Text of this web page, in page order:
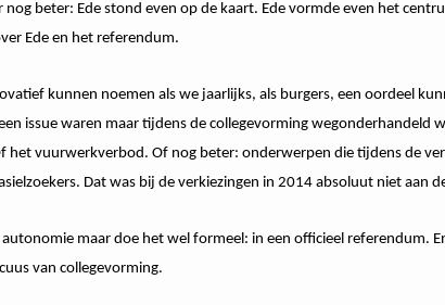
beter: Ede stond even op de kaart. Ede vormde even het
Ede en het referendum.
kunnen noemen als we jaarlijks, als burgers, een oordeel
issue waren maar tijdens de collegevorming wegonderhandeld
het vuurwerkverbod. Of nog beter: onderwerpen die tijdens de
Dat was bij de verkiezingen in 2014 absoluut niet aan
maar doe het wel formeel: in een officieel referendum.
van collegevorming.